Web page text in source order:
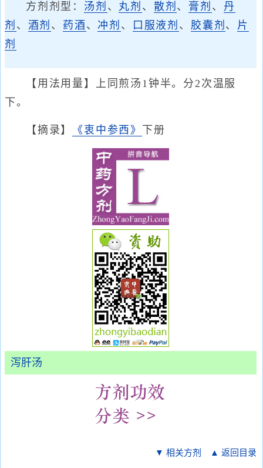
方剂剂型： 汤剂 、 丸剂 、 散剂 、 膏剂 、 丹
剂 、 酒剂 、 药酒 、 冲剂 、 口服液剂 、 胶囊剂 、 片
剂
【用法用量】上同煎汤1钟半。分2次温服
下。
【摘录】 《衷中参西》 下册
泻肝汤
▼ 相关方剂 ▲ 返回目录